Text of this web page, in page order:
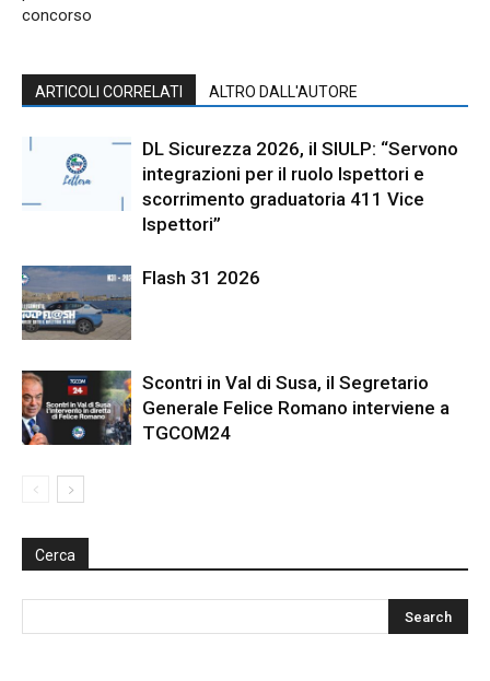
concorso
ARTICOLI CORRELATI ALTRO DALL'AUTORE
DL Sicurezza 2026, il SIULP: “Servono
integrazioni per il ruolo Ispettori e
scorrimento graduatoria 411 Vice
Ispettori”
Flash 31 2026
Scontri in Val di Susa, il Segretario
Generale Felice Romano interviene a
TGCOM24
Cerca